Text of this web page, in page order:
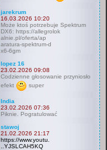
jarekrum
16.03.2026 10:20
Może ktoś potrzebuje Spektrum
DX6: https://allegrolok
alnie.pl/oferta/ap
aratura-spektrum-d
x6-6gm
lopez 16
23.02.2026 09:08
Codzienne głosowanie przyniosło
efekt
super
India
23.02.2026 07:36
Piknie. Pogratulować
stawoj
21.02.2026 21:17
https://www.youtu.
..YJSLCAH5KQ